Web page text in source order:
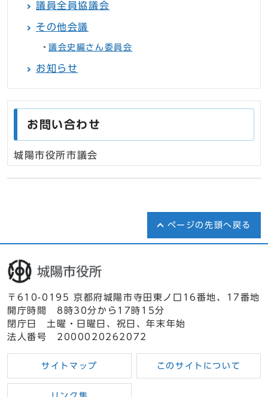
議員全員協議会
その他会議
議会史編さん委員会
お知らせ
お問い合わせ
城陽市役所市議会
ページの先頭へ戻る
〒610-0195 京都府城陽市寺田東ノ口16番地、17番地
開庁時間 8時30分から17時15分
閉庁日 土曜・日曜日、祝日、年末年始
法人番号 2000020262072
サイトマップ このサイトについて